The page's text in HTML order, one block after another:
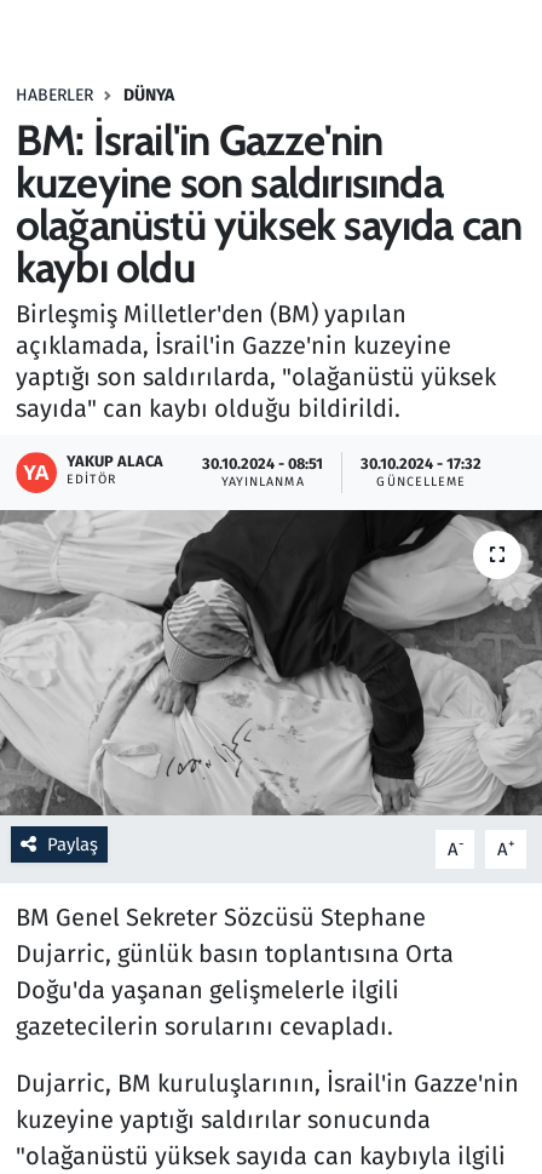
HABERLER DÜNYA
BM: İsrail'in Gazze'nin
kuzeyine son saldırısında
olağanüstü yüksek sayıda can
kaybı oldu
Birleşmiş Milletler'den (BM) yapılan
açıklamada, İsrail'in Gazze'nin kuzeyine
yaptığı son saldırılarda, "olağanüstü yüksek
sayıda" can kaybı olduğu bildirildi.
YAKUP ALACA
EDITÖR
30.10.2024 - 08:51
YAYINLANMA
30.10.2024 - 17:32
GÜNCELLEME
Paylaş A- A+
BM Genel Sekreter Sözcüsü Stephane
Dujarric, günlük basın toplantısına Orta
Doğu'da yaşanan gelişmelerle ilgili
gazetecilerin sorularını cevapladı.
Dujarric, BM kuruluşlarının, İsrail'in Gazze'nin
kuzeyine yaptığı saldırılar sonucunda
"olağanüstü yüksek sayıda can kaybıyla ilgili
Haber
Kültür Sanat
Kurumsal Haberler
Lezzet Durağı
Memur ve Kamu
Otomobil
Oyun
Ramazan
Resmi İlanlar
Rüya Tabirleri
Sağlık
Savunma Sanayi
Seçim 2023
Spor
Teknoloji ve Bilim
Televizyon